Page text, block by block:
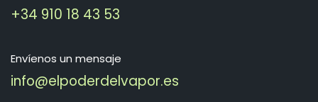
+34 910 18 43 53
Envíenos un mensaje
info@elpoderdelvapor.es